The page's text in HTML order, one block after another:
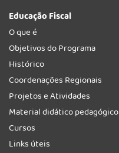
Educação Fiscal
O que é
Objetivos do Programa
Histórico
Coordenações Regionais
Projetos e Atividades
Material didático pedagógico
Cursos
Links úteis